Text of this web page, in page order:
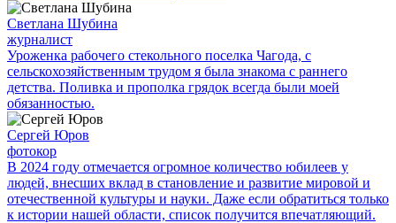
Светлана Шубина
журналист
Уроженка рабочего стекольного поселка Чагода, с
сельскохозяйственным трудом я была знакома с раннего
детства. Поливка и прополка грядок всегда были моей
обязанностью.
Сергей Юров
фотокор
В 2024 году отмечается огромное количество юбилеев у
людей, внесших вклад в становление и развитие мировой и
отечественной культуры и науки. Даже если обратиться только
к истории нашей области, список получится впечатляющий.